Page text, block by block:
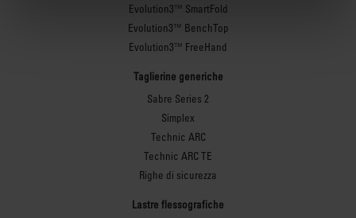
Evolution3™ SmartFold
Evolution3™ BenchTop
Evolution3™ FreeHand
Taglierine generiche
Sabre Series 2
Simplex
Technic ARC
Technic ARC TE
Righe di sicurezza
Lastre flessografiche